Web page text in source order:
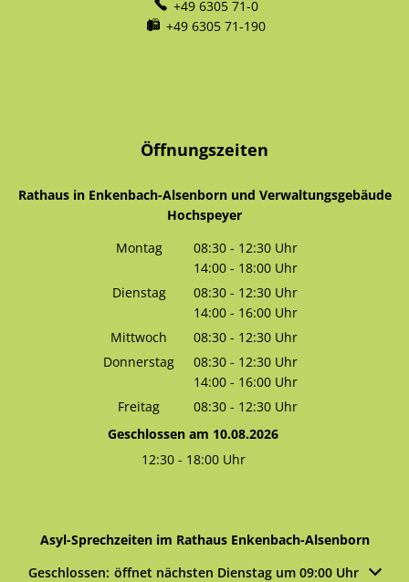
+49 6305 71-0
+49 6305 71-190
Öffnungszeiten
Rathaus in Enkenbach-Alsenborn und Verwaltungsgebäude
Hochspeyer
Montag
08:30 - 12:30 Uhr
Von 08:30 bis 12:30 Uhr
14:00 - 18:00 Uhr
Von 14:00 bis 18:00 Uhr
Dienstag 08:30 - 12:30 Uhr
Von 08:30 bis 12:30 Uhr
14:00 - 16:00 Uhr
Von 14:00 bis 16:00 Uhr
Mittwoch 08:30 - 12:30 Uhr
Von 08:30 bis 12:30 Uhr
Donnerstag 08:30 - 12:30 Uhr
Von 08:30 bis 12:30 Uhr
14:00 - 16:00 Uhr
Von 14:00 bis 16:00 Uhr
Freitag 08:30 - 12:30 Uhr
Von 08:30 bis 12:30 Uhr
Geschlossen am 10.08.2026
12:30- 18:00Uhr
Asyl-Sprechzeiten im Rathaus Enkenbach-Alsenborn
Klicken, um weitere Öffnungs- oder Schließzeiten
Geschlossen: öffnet nächsten Dienstag um 09:00 Uhr